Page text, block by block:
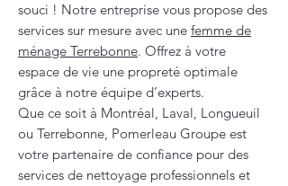
souci ! Notre entreprise vous propose des
services sur mesure avec une femme de
ménage Terrebonne. Offrez à votre
espace de vie une propreté optimale
grâce à notre équipe d’experts.
Que ce soit à Montréal, Laval, Longueuil
ou Terrebonne, Pomerleau Groupe est
votre partenaire de confiance pour des
services de nettoyage professionnels et